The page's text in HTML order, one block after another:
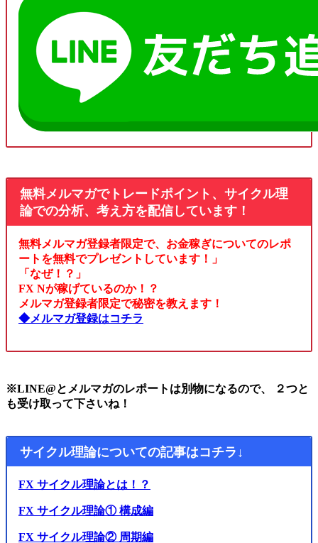
無料メルマガでトレードポイント、サイクル理
論での分析、考え方を配信しています！
無料メルマガ登録者限定で、お金稼ぎについてのレポ
ートを無料でプレゼントしています！」
「なぜ！？」
FX Nが稼げているのか！？
メルマガ登録者限定で秘密を教えます！
◆メルマガ登録はコチラ
※LINE@とメルマガのレポートは別物になるので、 ２つと
も受け取って下さいね！
サイクル理論についての記事はコチラ↓
FX サイクル理論とは！？
FX サイクル理論① 構成編
FX サイクル理論② 周期編